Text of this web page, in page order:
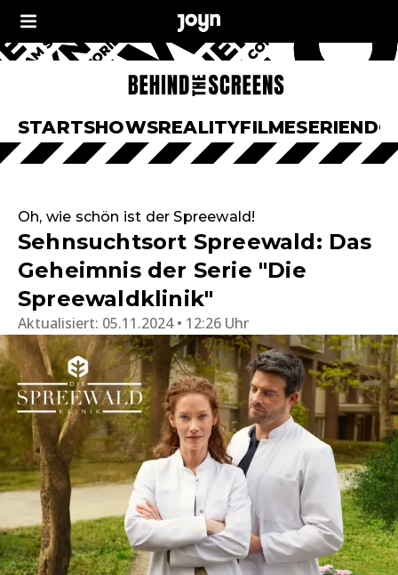
STARTSHOWSREALITYFILMESERIEN
Oh, wie schön ist der Spreewald!
Sehnsuchtsort Spreewald: Das
Geheimnis der Serie "Die
Spreewaldklinik"
Aktualisiert: 05.11.2024 • 12:26 Uhr